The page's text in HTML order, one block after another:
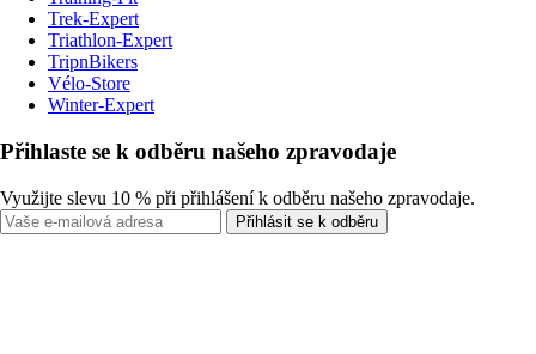
Trek-Expert
Triathlon-Expert
TripnBikers
Vélo-Store
Winter-Expert
Přihlaste se k odběru našeho zpravodaje
Využijte slevu 10 % při přihlášení k odběru našeho zpravodaje.
Přihlásit se k odběru